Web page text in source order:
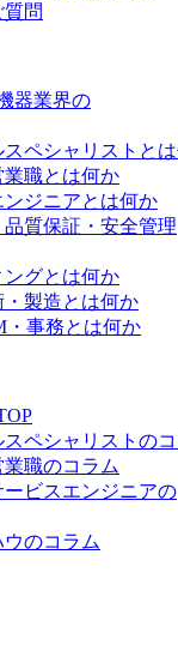
問
器業界の
スペシャリストと
業職とは何か
ジニアとは何か
質保証・安全管理
ングとは何か
・製造とは何か
・事務とは何か
スペシャリストの
職のコラム
ービスエンジニアの
のコラム